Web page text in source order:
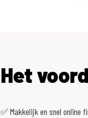
Het
✅ Makkelijk en snel online